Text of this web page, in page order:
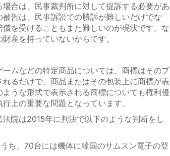
合は、民事裁判所に対して提訴する必要があ
告は、民事訴訟での勝訴が難しいだけでな
を受けることもまた難しいのが現状です。な
産を持っていないからです。
ムなどの特定商品については、商標はそのプ
るだけで、商品またはその包装上に商標が表
うな形式で表示される商標についても権利侵
上の重要な問題となっています。
院は2015年に判決で以下のような判断をし
ち、70台には機体に韓国のサムスン電子の登